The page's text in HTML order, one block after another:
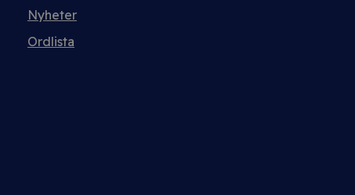
Nyheter
Ordlista